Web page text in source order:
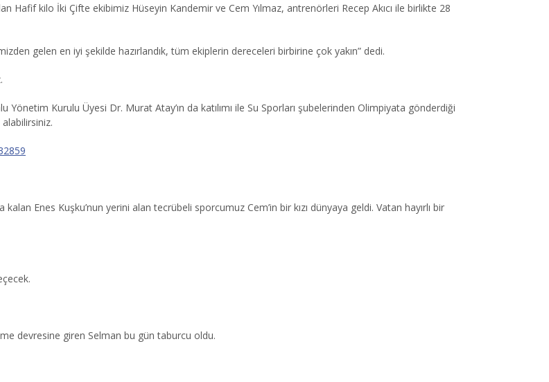
Hafif kilo İki Çifte ekibimiz Hüseyin Kandemir ve Cem Yılmaz, antrenörleri Recep Akıcı ile birlikte 28
gelen en iyi şekilde hazırlandık, tüm ekiplerin dereceleri birbirine çok yakın” dedi.
Yönetim Kurulu Üyesi Dr. Murat Atay’ın da katılımı ile Su Sporları şubelerinden Olimpiyata gönderdiği
Enes Kuşku’nun yerini alan tecrübeli sporcumuz Cem’in bir kızı dünyaya geldi. Vatan hayırlı bir
devresine giren Selman bu gün taburcu oldu.